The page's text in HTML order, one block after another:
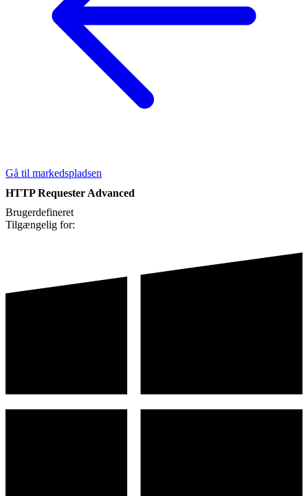
Gå til markedspladsen
HTTP Requester Advanced
Brugerdefineret
Tilgængelig for: